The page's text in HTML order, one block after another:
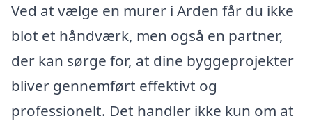
Ved at vælge en murer i Arden får du ikke
blot et håndværk, men også en partner,
der kan sørge for, at dine byggeprojekter
bliver gennemført effektivt og
professionelt. Det handler ikke kun om at